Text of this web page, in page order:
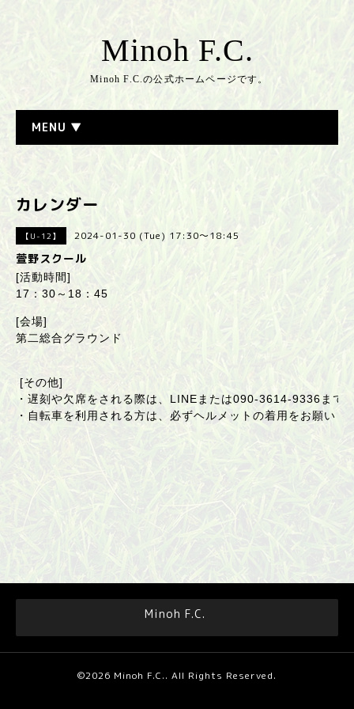
Minoh F.C.
Minoh F.C.の公式ホームページです。
MENU ▼
カレンダー
【U-12】 2024-01-30 (Tue) 17:30～18:45
萱野スクール
[活動時間]
17：30～18：45
[会場]
第二総合グラウンド
[その他]
・遅刻や欠席をされる際は、LINEまたは090-3614-9336 まで
・自転車を利用される方は、必ずヘルメットの着用をお願いし
Minoh F.C.
©2026 Minoh F.C.. All Rights Reserved.